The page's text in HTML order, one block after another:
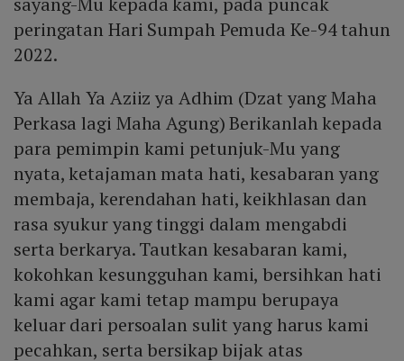
peringatan Hari Sumpah Pemuda Ke-94 tahun
2022.
Ya Allah Ya Aziiz ya Adhim (Dzat yang Maha
Perkasa lagi Maha Agung) Berikanlah kepada
para pemimpin kami petunjuk-Mu yang
nyata, ketajaman mata hati, kesabaran yang
membaja, kerendahan hati, keikhlasan dan
rasa syukur yang tinggi dalam mengabdi
serta berkarya. Tautkan kesabaran kami,
kokohkan kesungguhan kami, bersihkan hati
kami agar kami tetap mampu berupaya
keluar dari persoalan sulit yang harus kami
pecahkan, serta bersikap bijak atas